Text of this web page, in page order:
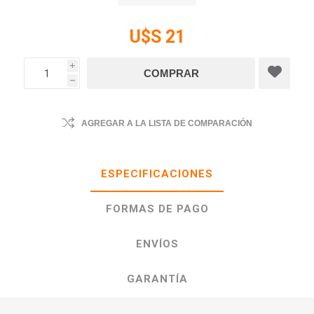
U$S 21
i
h
AGREGAR A LA LISTA DE COMPARACIÓN
ESPECIFICACIONES
FORMAS DE PAGO
ENVÍOS
GARANTÍA